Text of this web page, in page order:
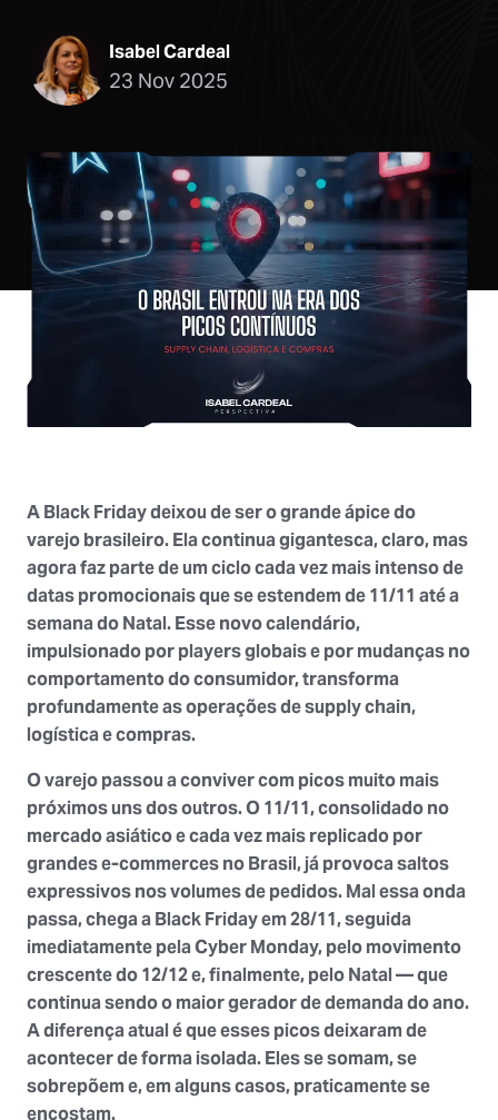
Isabel Cardeal
23 Nov 2025
A Black Friday deixou de ser o grande ápice do
varejo brasileiro. Ela continua gigantesca, claro, mas
agora faz parte de um ciclo cada vez mais intenso de
datas promocionais que se estendem de 11/11 até a
semana do Natal. Esse novo calendário,
impulsionado por players globais e por mudanças no
comportamento do consumidor, transforma
profundamente as operações de supply chain,
logística e compras.
O varejo passou a conviver com picos muito mais
próximos uns dos outros. O 11/11, consolidado no
mercado asiático e cada vez mais replicado por
grandes e-commerces no Brasil, já provoca saltos
expressivos nos volumes de pedidos. Mal essa onda
passa, chega a Black Friday em 28/11, seguida
imediatamente pela Cyber Monday, pelo movimento
crescente do 12/12 e, finalmente, pelo Natal — que
continua sendo o maior gerador de demanda do ano.
A diferença atual é que esses picos deixaram de
acontecer de forma isolada. Eles se somam, se
sobrepõem e, em alguns casos, praticamente se
encostam.